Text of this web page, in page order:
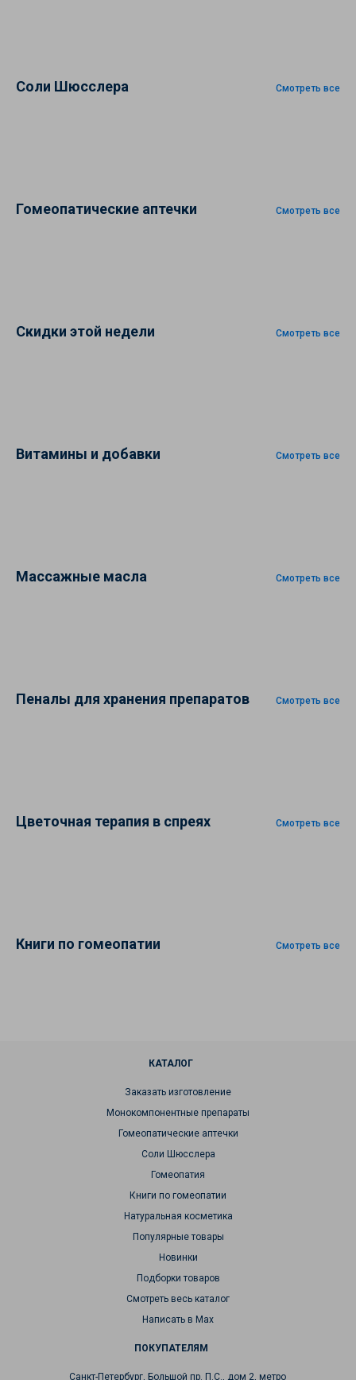
Соли Шюсслера Смотреть все
Гомеопатические аптечки Смотреть все
Скидки этой недели Смотреть все
Витамины и добавки Смотреть все
Массажные масла Смотреть все
Пеналы для хранения препаратов Смотреть все
Цветочная терапия в спреях Смотреть все
Книги по гомеопатии Смотреть все
ПОКУПАТЕЛЯМ
КАТАЛОГ
Заказать изготовление
Монокомпонентные препараты
Гомеопатические аптечки
Соли Шюсслера
Гомеопатия
Книги по гомеопатии
Натуральная косметика
Популярные товары
Новинки
Подборки товаров
Смотреть весь каталог
Написать в Max
Санкт-Петербург, Большой пр. П.С., дом 2, метро